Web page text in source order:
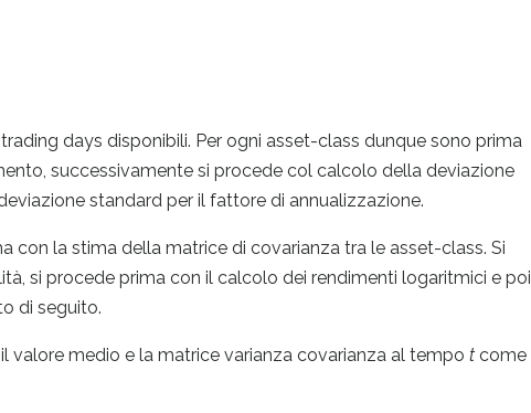
days disponibili. Per ogni asset-class dunque sono prima
successivamente si procede col calcolo della deviazione
standard per il fattore di annualizzazione.
con la stima della matrice di covarianza tra le asset-class. Si
si procede prima con il calcolo dei rendimenti logaritmici e poi
di seguito.
valore medio e la matrice varianza covarianza al tempo t come